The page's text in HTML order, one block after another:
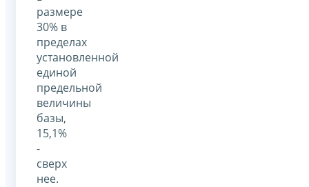
размере
30% в
пределах
установленной
единой
предельной
величины
базы,
15,1%
-
сверх
нее.